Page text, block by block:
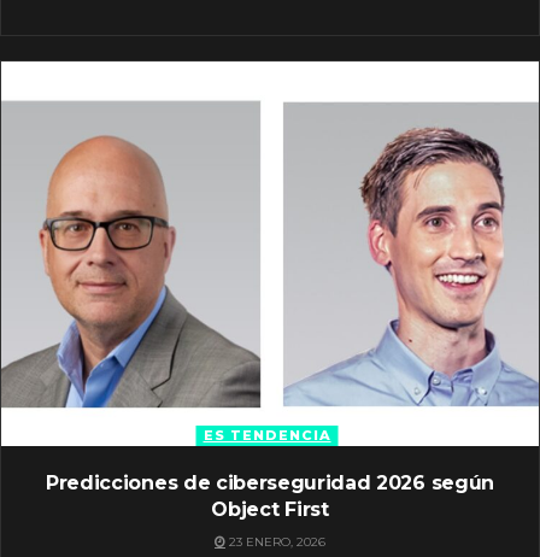
ES TENDENCIA
Predicciones de ciberseguridad 2026 según
Object First
23 ENERO, 2026